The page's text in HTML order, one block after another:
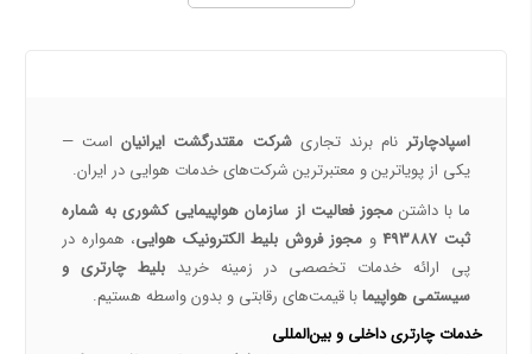
همه چیز درباره خرید بلیط هواپیما 3
نکات مهم و کلیدی خرید بلیط هواپیما
رزرو بلیط پرواز داخلی با اسپادچارتر
خرید بلیط چارتر با اسپادچارتر | تجربه سفر ارزان، سریع و مطمئن
بلیط لحظه آخری هواپیما خرید بلیط ارزان هواپیما
اسپادچارتر نام برند تجاریشرکت مقتدرگشت ایرانیاناست —
یکی از پویا‌ترین و معتبرترین شرکت‌های خدمات هوایی در ایران.
ما با داشتنمجوز فعالیت از سازمان هواپیمایی کشوری به شماره
ثبت 493887
و مجوز فروش بلیط الکترونیک هوایی، همواره در
پی ارائه خدمات تخصصی در زمینه خرید بلیط چارتری و
سیستمی هواپیمابا قیمت‌های رقابتی و بدون واسطه هستیم.
خدمات چارتری داخلی و بین‌المللی